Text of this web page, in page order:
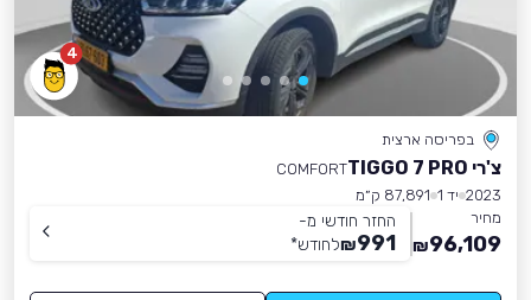
4
בפריסה ארצית
צ'רי TIGGO 7 PRO
COMFORT
2023 יד 1
87,891 ק״מ
מחיר
96,109
₪
החזר חודשי מ-
991
₪לחודש*